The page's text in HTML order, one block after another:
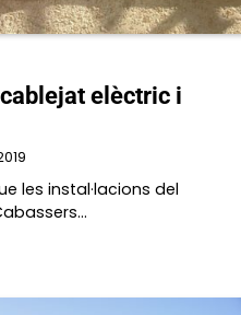
elèctric i
les instal·lacions del